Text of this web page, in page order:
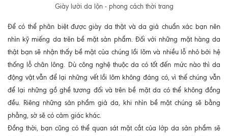
Giày lười da lộn - phong cách thời trang
Để có thể phân biệt được giày da thật và da giả chuẩn xác bạn nên
nhìn kỹ miếng da trên bề mặt sản phẩm. Đối với những mặt hàng da
thật bạn sẽ nhận thấy bề mặt của chúng lồi lõm và nhiều lỗ nhỏ bởi hệ
thống lỗ chân lông. Dù công nghệ thuộc da có tốt đến mức nào thì da
động vật vẫn để lại những vết lồi lõm không đáng có, vì thế chúng vẫn
để lại những gồ ghề tương đối và trên bề mặt da có thể không đồng
đều. Riêng những sản phẩm giả da, khi nhìn bề mặt chúng sẽ bằng
phẳng, sờ sẽ có cảm giác khác.
Đồng thời, bạn cũng có thể quan sát mặt cắt của lớp da sản phẩm sẽ